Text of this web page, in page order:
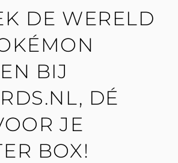
DE WERELD
BIJ
DÉ
JE
BOX!